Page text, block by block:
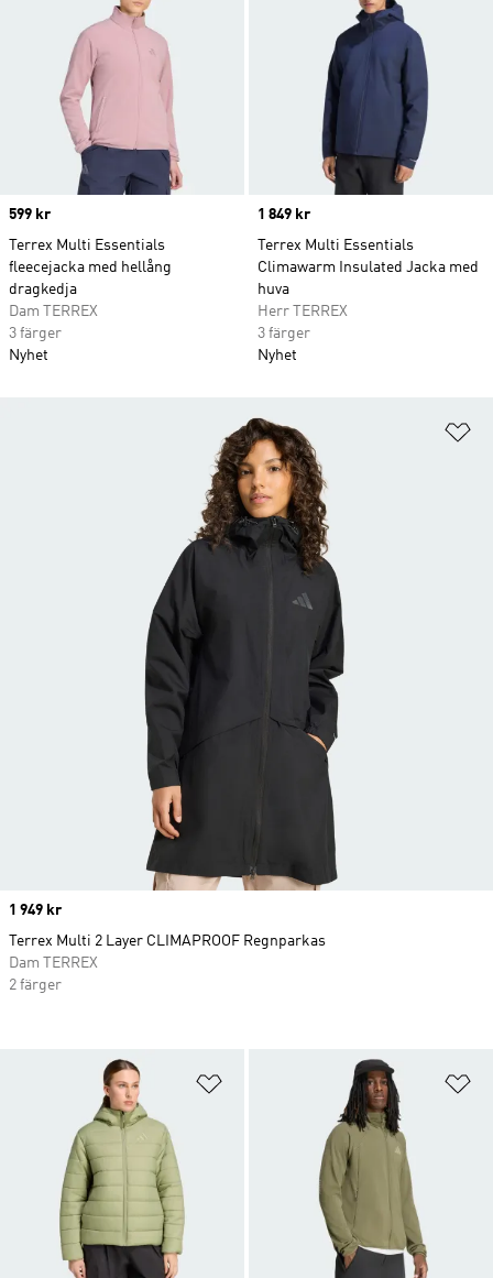
Price
599 kr
Terrex Multi Essentials
fleecejacka med hellång
dragkedja
Dam TERREX
3 färger
Nyhet
Price
1 849 kr
Terrex Multi Essentials
Climawarm Insulated Jacka med
huva
Herr TERREX
3 färger
Nyhet
Lägg till på önskelistan
Price
1 949 kr
Terrex Multi 2 Layer CLIMAPROOF Regnparkas
Dam TERREX
2 färger